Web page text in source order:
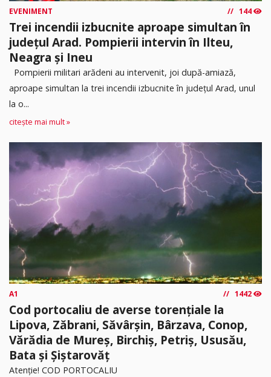
EVENIMENT 144
Trei incendii izbucnite aproape simultan în
județul Arad. Pompierii intervin în Ilteu,
Neagra și Ineu
Pompierii militari arădeni au intervenit, joi după-amiază,
aproape simultan la trei incendii izbucnite în județul Arad, unul
la o...
citește mai mult »
A1 1442
Cod portocaliu de averse torențiale la
Lipova, Zăbrani, Săvârșin, Bârzava, Conop,
Vărădia de Mureș, Birchiș, Petriș, Ususău,
Bata și Șiștarovăț
Atenție! COD PORTOCALIU